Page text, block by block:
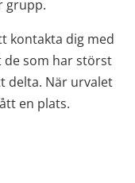
grupp.
kontakta dig med
de som har störst
delta. När urvalet
en plats.